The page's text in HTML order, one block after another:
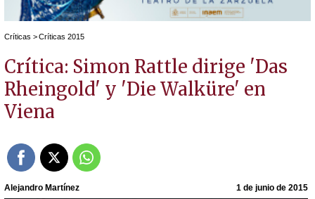
Críticas > Críticas 2015
Crítica: Simon Rattle dirige 'Das
Rheingold' y 'Die Walküre' en
Viena
Alejandro Martínez 1 de junio de 2015